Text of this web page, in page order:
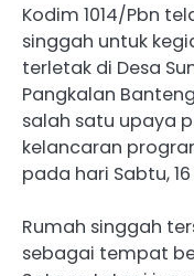
Kodim 1014/Pbn
singgah untuk
terletak di Desa
Pangkalan
salah satu upaya
kelancaran
pada hari Sabtu,
Rumah singgah
sebagai tempat